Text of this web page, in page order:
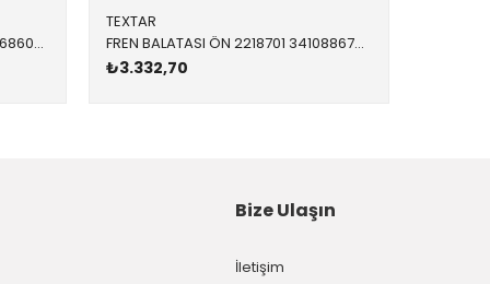
FREN BALATASI ÖN P06093 34106860019 34106860019 F39,F45,F46,F48 1.8,2.0,2.0,3.0,3.5 2014-
TEXTAR
FREN BALATASI ÖN 2218701 34108867484 34106874034 F39,F45,F46,F48 1.6,1.8 2014-
₺3.332,70
Bize Ulaşın
İletişim